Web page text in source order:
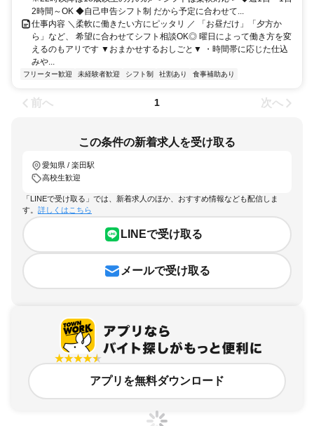
2時間～OK ◆自己申告シフト制 だから予定に合わせて...
仕事内容 ＼柔軟に働きたい方にピッタリ ／ 「お昼だけ」「夕方か
ら」など、 希望に合わせてシフト相談OK◎ 曜日によって働き方を変
えるのもアリです ▼おまかせするおしごと▼ ・時間帯に応じた仕込
みや...
フリーター歓迎 未経験者歓迎 シフト制 社割あり 食事補助あり
前へ 1 次へ
この条件の新着求人を受け取る
愛知県 / 楽田駅
高校生歓迎
「LINEで受け取る」では、新着求人のほか、おすすめ情報なども配信しま
す。 詳しくはこちら
LINEで受け取る
メールで受け取る
アプリを無料ダウンロード